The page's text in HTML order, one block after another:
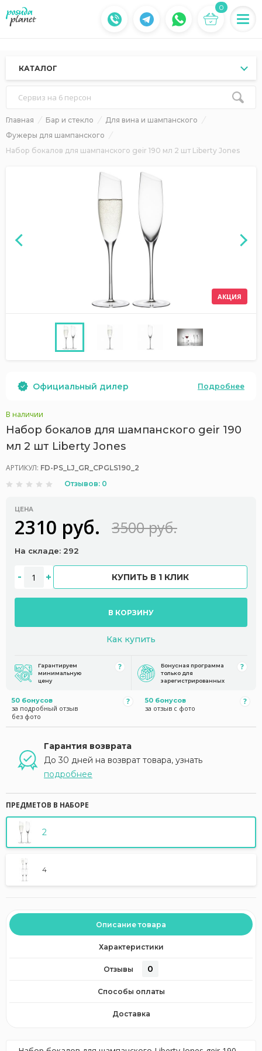
0
КАТАЛОГ
Сервиз на 6 персон
Главная Бар и стекло
Для вина и шампанского
Фужеры для шампанского
Набор бокалов для шампанского geir 190 мл 2 шт Liberty Jones
АКЦИЯ
Официальный дилер Подробнее
В наличии
Набор бокалов для шампанского geir 190
мл 2 шт Liberty Jones
АРТИКУЛ: FD-PS_LJ_GR_CPGLS190_2
Отзывов: 0
ЦЕНА
2310 руб. 3500 руб.
На складе: 292
КУПИТЬ В 1 КЛИК
В КОРЗИНУ
Как купить
Гарантируем
минимальную
цену
Бонусная программа
только для
зарегистрированных
50 бонусов
за подробный отзыв
без фото
50 бонусов
за отзыв с фото
Гарантия возврата
До 30 дней на возврат товара, узнать
подробнее
ПРЕДМЕТОВ В НАБОРЕ
2
4
Описание товара
Характеристики
Отзывы 0
Способы оплаты
Доставка